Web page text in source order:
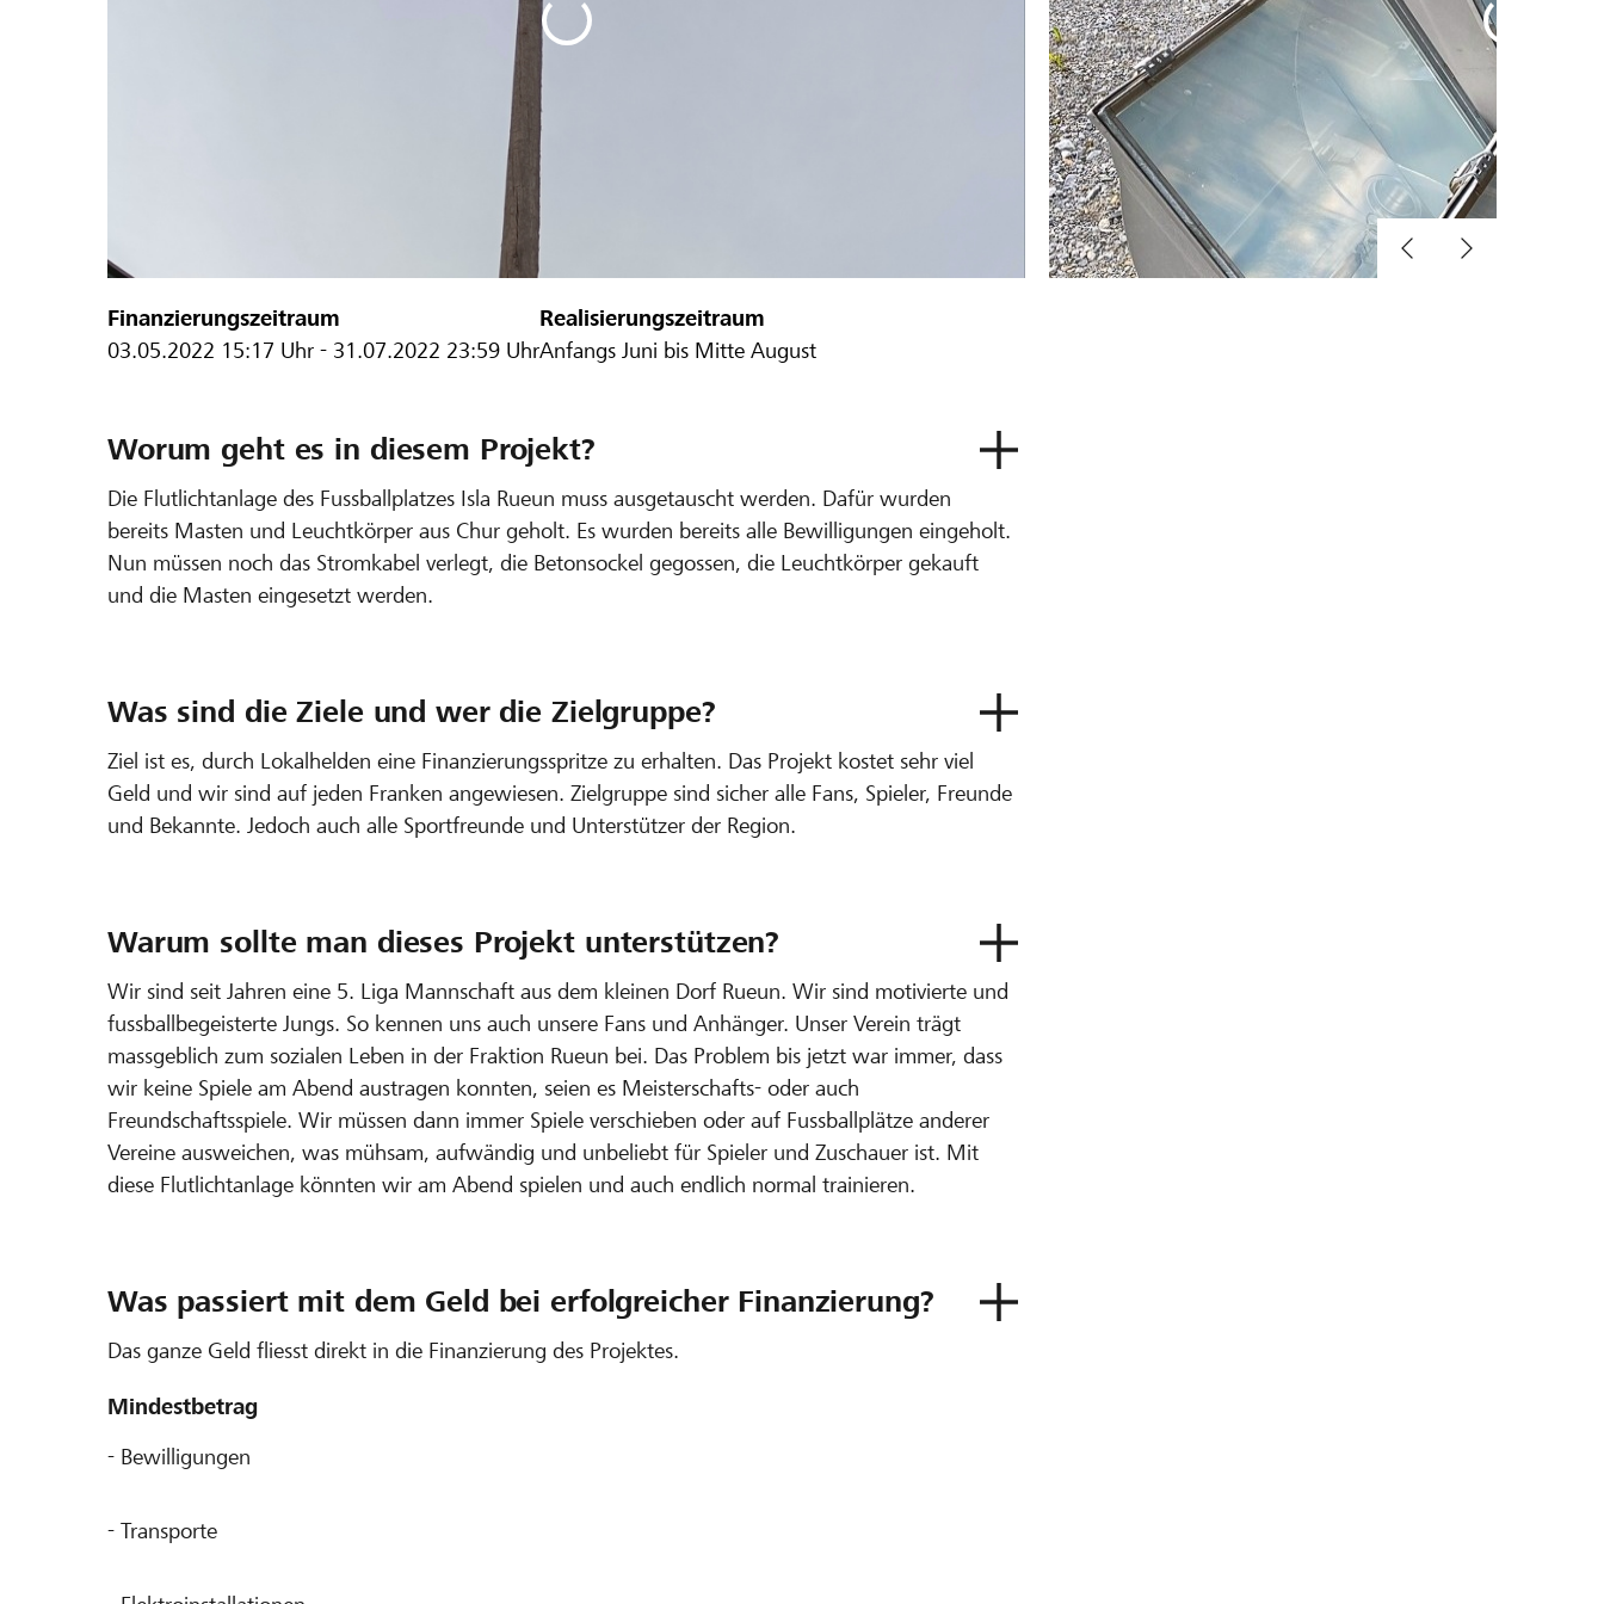
Finanzierungszeitraum
03.05.2022 15:17 Uhr - 31.07.2022 23:59 Uhr
Realisierungszeitraum
Anfangs Juni bis Mitte August
Worum geht es in diesem Projekt?
Die Flutlichtanlage des Fussballplatzes Isla Rueun muss ausgetauscht werden. Dafür wurden
bereits Masten und Leuchtkörper aus Chur geholt. Es wurden bereits alle Bewilligungen eingeholt.
Nun müssen noch das Stromkabel verlegt, die Betonsockel gegossen, die Leuchtkörper gekauft
und die Masten eingesetzt werden.
Was sind die Ziele und wer die Zielgruppe?
Ziel ist es, durch Lokalhelden eine Finanzierungsspritze zu erhalten. Das Projekt kostet sehr viel
Geld und wir sind auf jeden Franken angewiesen. Zielgruppe sind sicher alle Fans, Spieler, Freunde
und Bekannte. Jedoch auch alle Sportfreunde und Unterstützer der Region.
Warum sollte man dieses Projekt unterstützen?
Wir sind seit Jahren eine 5. Liga Mannschaft aus dem kleinen Dorf Rueun. Wir sind motivierte und
fussballbegeisterte Jungs. So kennen uns auch unsere Fans und Anhänger. Unser Verein trägt
massgeblich zum sozialen Leben in der Fraktion Rueun bei. Das Problem bis jetzt war immer, dass
wir keine Spiele am Abend austragen konnten, seien es Meisterschafts- oder auch
Freundschaftsspiele. Wir müssen dann immer Spiele verschieben oder auf Fussballplätze anderer
Vereine ausweichen, was mühsam, aufwändig und unbeliebt für Spieler und Zuschauer ist. Mit
diese Flutlichtanlage könnten wir am Abend spielen und auch endlich normal trainieren.
Was passiert mit dem Geld bei erfolgreicher Finanzierung?
Das ganze Geld fliesst direkt in die Finanzierung des Projektes.
Mindestbetrag
- Bewilligungen
- Transporte